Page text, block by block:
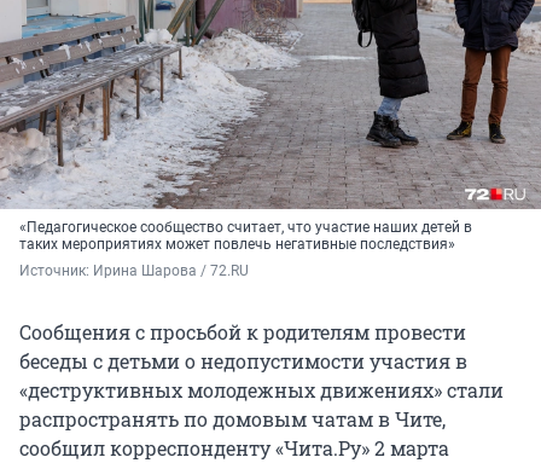
«Педагогическое сообщество считает, что участие наших детей в
таких мероприятиях может повлечь негативные последствия»
Источник: Ирина Шарова / 72.RU
Сообщения с просьбой к родителям провести
беседы с детьми о недопустимости участия в
«деструктивных молодежных движениях» стали
распространять по домовым чатам в Чите,
сообщил корреспонденту «Чита.Ру» 2 марта